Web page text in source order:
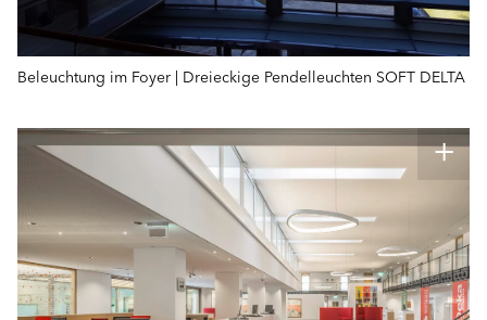
Beleuchtung im Foyer | Dreieckige Pendelleuchten SOFT DELTA